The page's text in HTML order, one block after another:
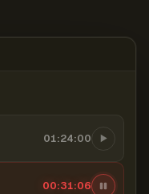
01:24:00
00:31:07